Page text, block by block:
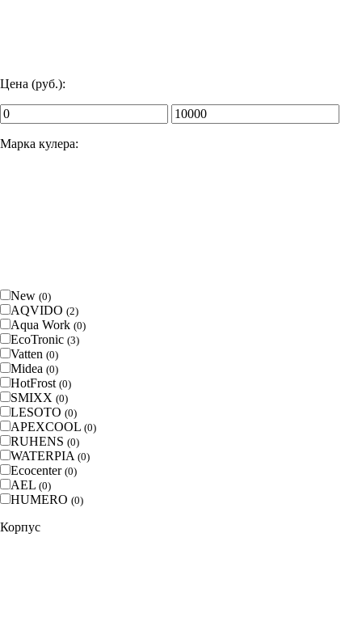
Цена (руб.):
Марка кулера:
New (0)
AQVIDO (2)
Aqua Work (0)
EcoTronic (3)
Vatten (0)
Midea (0)
HotFrost (0)
SMIXX (0)
LESOTO (0)
APEXCOOL (0)
RUHENS (0)
WATERPIA (0)
Ecocenter (0)
AEL (0)
HUMERO (0)
Корпус